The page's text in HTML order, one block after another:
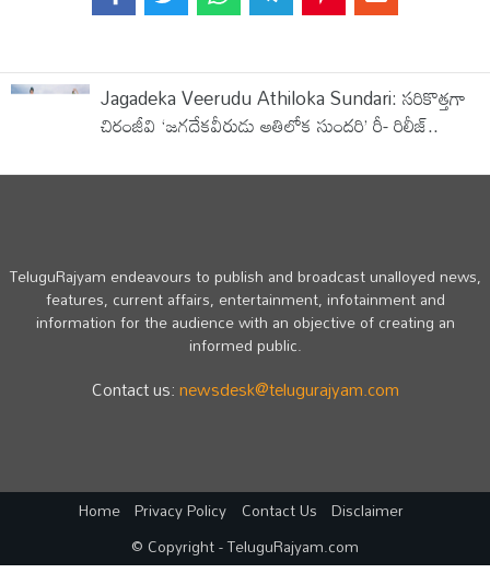
Jagadeka Veerudu Athiloka Sundari: సరికొత్తగా
చిరంజీవి ‘జగదేకవీరుడు అతిలోక సుందరి’ రీ- రిలీజ్..
TeluguRajyam endeavours to publish and broadcast unalloyed news,
features, current affairs, entertainment, infotainment and
information for the audience with an objective of creating an
informed public.
Contact us:newsdesk@telugurajyam.com
Home Privacy Policy Contact Us Disclaimer
© Copyright - TeluguRajyam.com